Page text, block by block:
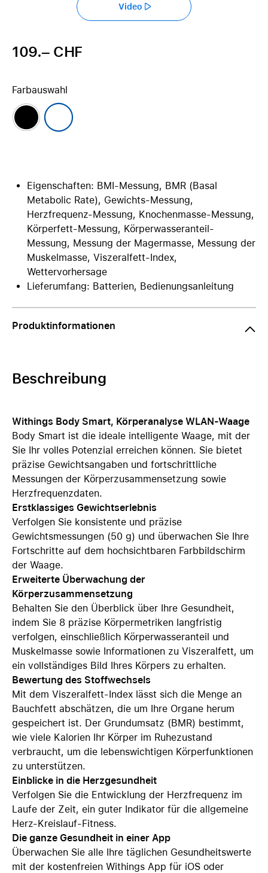
Video
109.– CHF
Farbauswahl
Eigenschaften: BMI-Messung, BMR (Basal
Metabolic Rate), Gewichts-Messung,
Herzfrequenz-Messung, Knochenmasse-Messung,
Körperfett-Messung, Körperwasseranteil-
Messung, Messung der Magermasse, Messung der
Muskelmasse, Viszeralfett-Index,
Wettervorhersage
Lieferumfang: Batterien, Bedienungsanleitung
Produktinformationen
Beschreibung
Withings Body Smart, Körperanalyse WLAN-Waage
Body Smart ist die ideale intelligente Waage, mit der
Sie Ihr volles Potenzial erreichen können. Sie bietet
präzise Gewichtsangaben und fortschrittliche
Messungen der Körperzusammensetzung sowie
Herzfrequenzdaten.
Erstklassiges Gewichtserlebnis
Verfolgen Sie konsistente und präzise
Gewichtsmessungen (50 g) und überwachen Sie Ihre
Fortschritte auf dem hochsichtbaren Farbbildschirm
der Waage.
Erweiterte Überwachung der
Körperzusammensetzung
Behalten Sie den Überblick über Ihre Gesundheit,
indem Sie 8 präzise Körpermetriken langfristig
verfolgen, einschließlich Körperwasseranteil und
Muskelmasse sowie Informationen zu Viszeralfett, um
ein vollständiges Bild Ihres Körpers zu erhalten.
Bewertung des Stoffwechsels
Mit dem Viszeralfett-Index lässt sich die Menge an
Bauchfett abschätzen, die um Ihre Organe herum
gespeichert ist. Der Grundumsatz (BMR) bestimmt,
wie viele Kalorien Ihr Körper im Ruhezustand
verbraucht, um die lebenswichtigen Körperfunktionen
zu unterstützen.
Einblicke in die Herzgesundheit
Verfolgen Sie die Entwicklung der Herzfrequenz im
Laufe der Zeit, ein guter Indikator für die allgemeine
Herz-Kreislauf-Fitness.
Die ganze Gesundheit in einer App
Überwachen Sie alle Ihre täglichen Gesundheitswerte
mit der kostenfreien Withings App für iOS oder